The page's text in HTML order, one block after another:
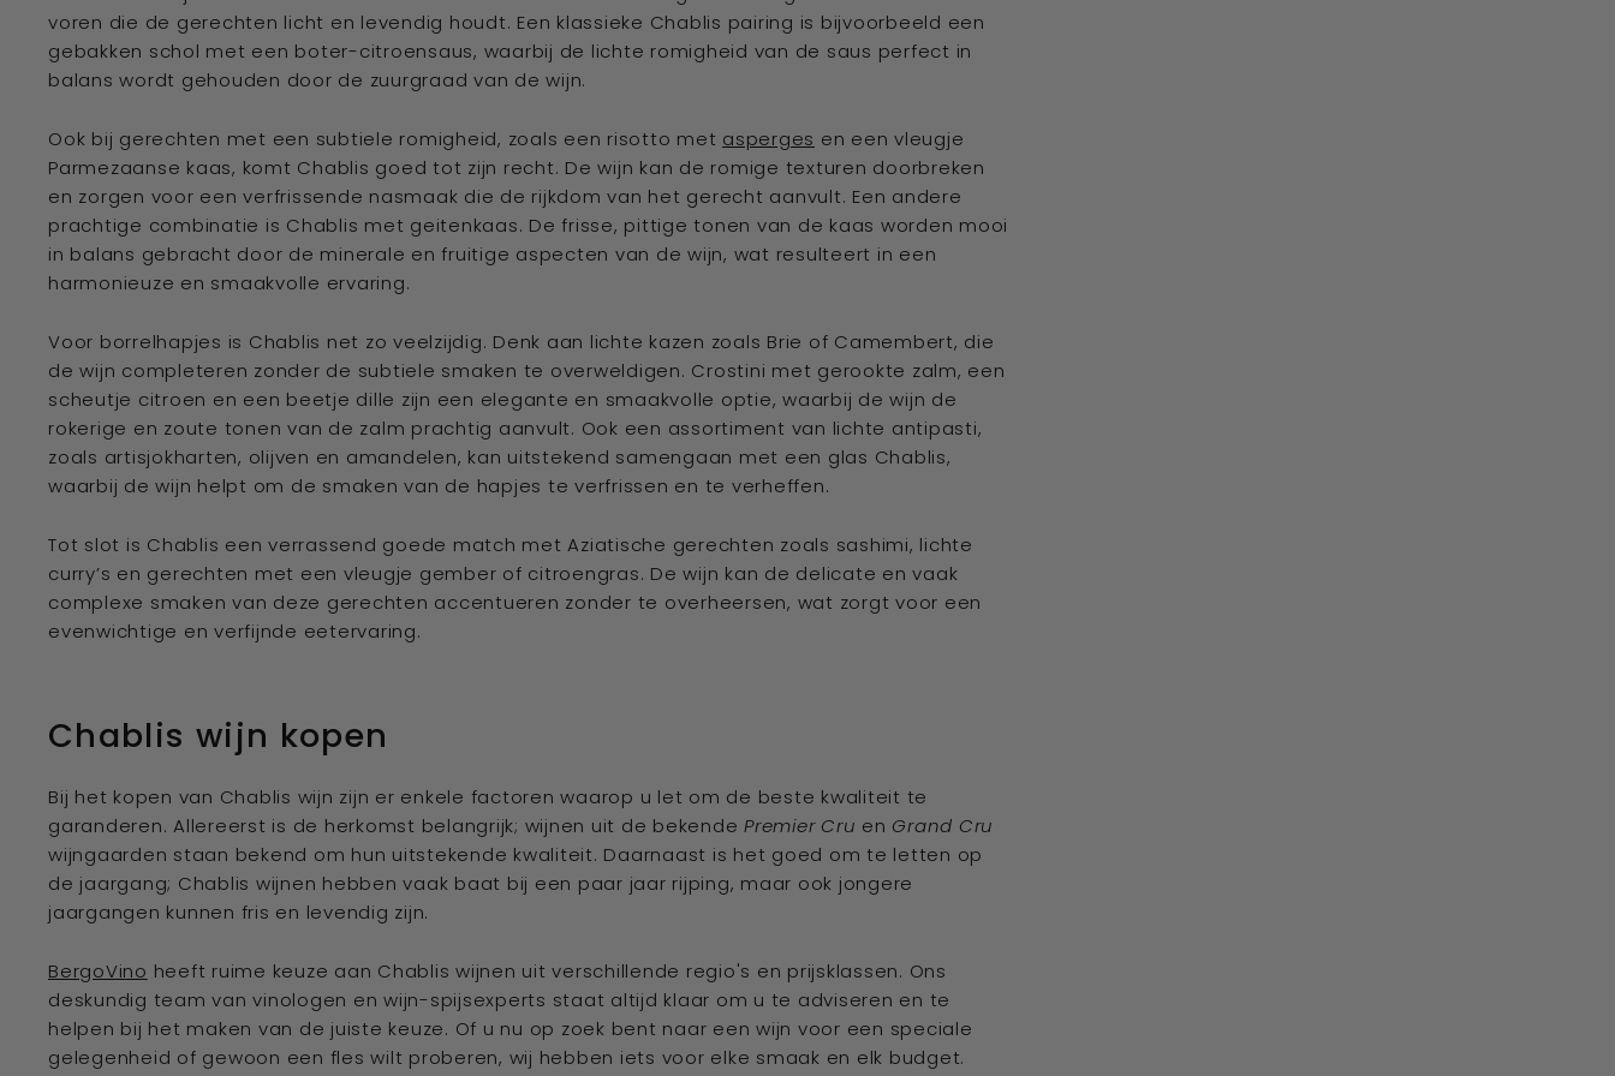
voren die de gerechten licht en levendig houdt. Een klassieke Chablis pairing is bijvoorbeeld een
gebakken schol met een boter-citroensaus, waarbij de lichte romigheid van de saus perfect in
balans wordt gehouden door de zuurgraad van de wijn.
Ook bij gerechten met een subtiele romigheid, zoals een risotto met asperges en een vleugje
Parmezaanse kaas, komt Chablis goed tot zijn recht. De wijn kan de romige texturen doorbreken
en zorgen voor een verfrissende nasmaak die de rijkdom van het gerecht aanvult. Een andere
prachtige combinatie is Chablis met geitenkaas. De frisse, pittige tonen van de kaas worden mooi
in balans gebracht door de minerale en fruitige aspecten van de wijn, wat resulteert in een
harmonieuze en smaakvolle ervaring.
Voor borrelhapjes is Chablis net zo veelzijdig. Denk aan lichte kazen zoals Brie of Camembert, die
de wijn completeren zonder de subtiele smaken te overweldigen. Crostini met gerookte zalm, een
scheutje citroen en een beetje dille zijn een elegante en smaakvolle optie, waarbij de wijn de
rokerige en zoute tonen van de zalm prachtig aanvult. Ook een assortiment van lichte antipasti,
zoals artisjokharten, olijven en amandelen, kan uitstekend samengaan met een glas Chablis,
waarbij de wijn helpt om de smaken van de hapjes te verfrissen en te verheffen.
Tot slot is Chablis een verrassend goede match met Aziatische gerechten zoals sashimi, lichte
curry’s en gerechten met een vleugje gember of citroengras. De wijn kan de delicate en vaak
complexe smaken van deze gerechten accentueren zonder te overheersen, wat zorgt voor een
evenwichtige en verfijnde eetervaring.
Chablis wijn kopen
Bij het kopen van Chablis wijn zijn er enkele factoren waarop u let om de beste kwaliteit te
garanderen. Allereerst is de herkomst belangrijk; wijnen uit de bekende Premier Cru en Grand Cru
wijngaarden staan bekend om hun uitstekende kwaliteit. Daarnaast is het goed om te letten op
de jaargang; Chablis wijnen hebben vaak baat bij een paar jaar rijping, maar ook jongere
jaargangen kunnen fris en levendig zijn.
BergoVino heeft ruime keuze aan Chablis wijnen uit verschillende regio's en prijsklassen. Ons
deskundig team van vinologen en wijn-spijsexperts staat altijd klaar om u te adviseren en te
helpen bij het maken van de juiste keuze. Of u nu op zoek bent naar een wijn voor een speciale
gelegenheid of gewoon een fles wilt proberen, wij hebben iets voor elke smaak en elk budget.